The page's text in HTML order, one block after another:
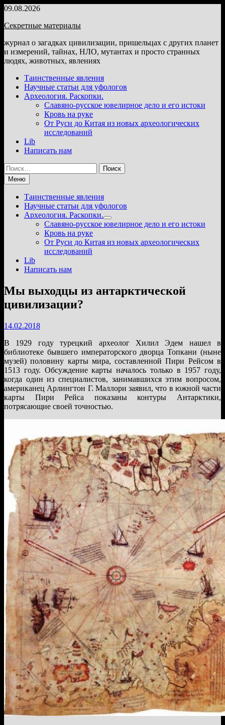
Перейти
содержимому
09.08.2026
Секретные материалы
журнал о загадках цивилизации, пришельцах с других планет
и измерений, тайнах, НЛО, мутантах и просто странных
людях, животных, явлениях
Таинственные явления
Научные статьи для уфологов
Археология. Раскопки.
Славяно-русское ювелирное дело и его истоки
Кровь на руке
От Руси до Китая из новых археологических
исследований
Lib
Написать нам
Найти:
Меню
Таинственные явления
Научные статьи для уфологов
Археология. Раскопки.
Показать
подменю
Славяно-русское ювелирное дело и его истоки
Кровь на руке
От Руси до Китая из новых археологических
исследований
Lib
Написать нам
Мы выходцы из антарктической
цивилизации?
14.02.2018
В 1929 году турецкий археолог Хилил Эдем нашел в
библиотеке бывшего императорского дворца Топкани (ныне
музей) половину карты мира, составленной Пири Рейсом в
1513 году. Обсуждение карты началось только в 1957 году,
когда один из специалистов, занимавшихся этим вопросом,
американец Арлингтон Г. Маллори заявил, что в южной части
карты Пири Рейса показаны контуры Антарктики,
потрясающие своей точностью.